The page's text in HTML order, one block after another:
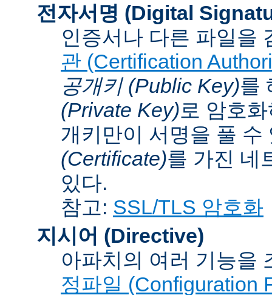
전자서명 (Digital
인증서나 다른 파일을
관 (Certification
공개키 (Public Key)를
(Private Key)로 암호
개키만이 서명을 풀
(Certificate)를 가진 네
있다.
참고: SSL/TLS 암호화
지시어 (Directive)
아파치의 여러 기능을
정파일 (Configuration